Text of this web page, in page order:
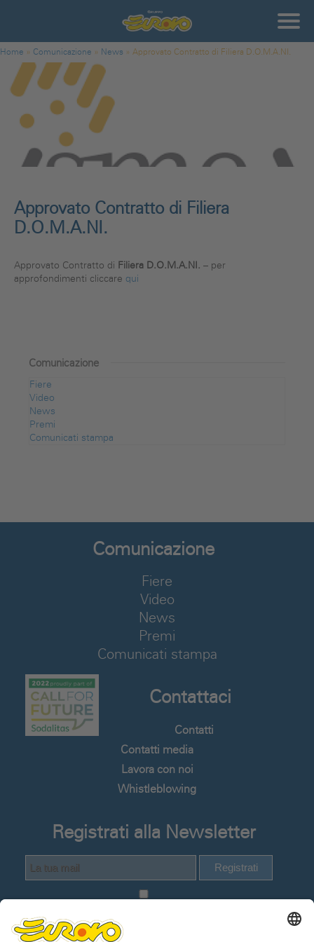
Tu sei qui
Home » Comunicazione » News » Approvato Contratto di Filiera D.O.M.A.NI.
Approvato Contratto di Filiera
D.O.M.A.NI.
Approvato Contratto di Filiera D.O.M.A.NI. – per
approfondimenti cliccare qui
Comunicazione
Fiere
Video
News
Premi
Comunicati stampa
Comunicazione
Fiere
Video
News
Premi
Comunicati stampa
Contattaci
Contatti
Contatti media
Lavora con noi
Whistleblowing
Registrati alla Newsletter
Registrati
laInformativa Privacy Utenti del sito web